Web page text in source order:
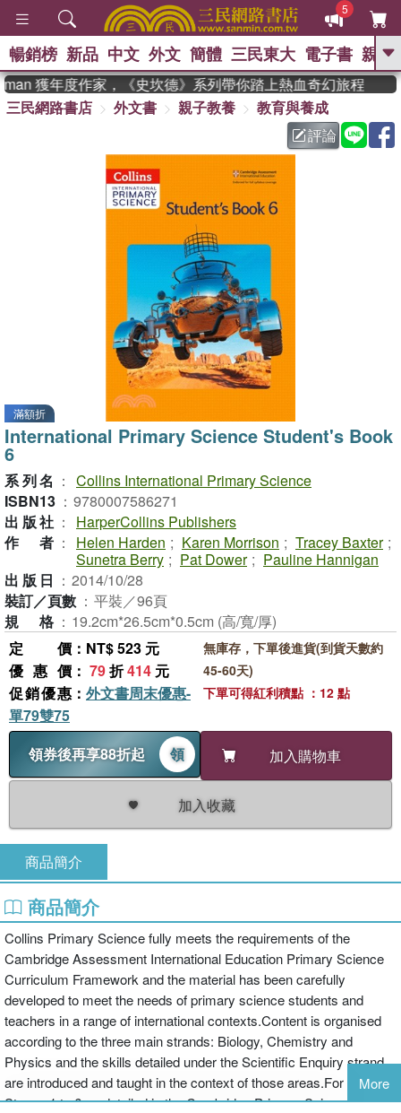
5
GO
熱搜： 東野圭吾 、 高希均教授回憶錄
父親節 、 如果歷
暑期推薦 、 國際布克
獎 臺灣漫遊錄 、 方念華
、 數學女孩：黎曼猜想
偉大的迷走神經
暢銷榜 新品 中文 外文 簡體 三民東大 電子書 親子
獲年度作家，《史坎德》系列帶你踏上熱血奇幻旅程
三民網路書店
外文書 親子教養
教育與養成
評論
滿額折
International Primary Science Student's Book
6
系列名 ： Collins International Primary Science
ISBN13 ： 9780007586271
出版社 ：
HarperCollins Publishers
作者 ： Helen Harden ; Karen Morrison ; Tracey Baxter ;
Sunetra Berry ; Pat Dower ; Pauline Hannigan
出版日 ： 2014/10/28
裝訂／頁數 ： 平裝／96頁
規格 ： 19.2cm*26.5cm*0.5cm (高/寬/厚)
定價 ：NT$ 523 元
優惠價 ： 79折414 元
促銷優惠 ： 外文書周末優惠-
單79雙75
領券後再享88折起
領 加入購物車
加入收藏
無庫存，下單後進貨(到貨天數約
45-60天)
下單可得紅利積點 ：12 點
商品簡介
商品簡介
Collins Primary Science fully meets the requirements of the
Cambridge Assessment International Education Primary Science
Curriculum Framework and the material has been carefully
developed to meet the needs of primary science students and
teachers in a range of international contexts.Content is organised
according to the three main strands: Biology, Chemistry and
Physics and the skills detailed under the Scientific Enquiry strand
are introduced and taught in the context of those areas.For each of
Stages 1 to 6 as detailed in the Cambridge Primary Science
More